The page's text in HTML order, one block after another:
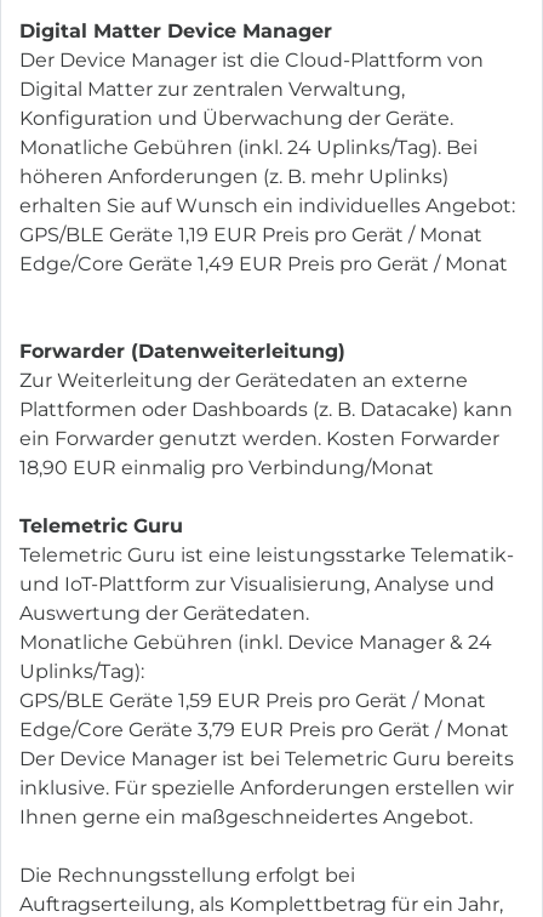
Digital Matter Device Manager
Der Device Manager ist die Cloud-Plattform von
Digital Matter zur zentralen Verwaltung,
Konfiguration und Überwachung der Geräte.
Monatliche Gebühren (inkl. 24 Uplinks/Tag). Bei
höheren Anforderungen (z. B. mehr Uplinks)
erhalten Sie auf Wunsch ein individuelles Angebot:
GPS/BLE Geräte 1,19 EUR Preis pro Gerät / Monat
Edge/Core Geräte 1,49 EUR Preis pro Gerät / Monat
Forwarder (Datenweiterleitung)
Zur Weiterleitung der Gerätedaten an externe
Plattformen oder Dashboards (z. B. Datacake) kann
ein Forwarder genutzt werden. Kosten Forwarder
18,90 EUR einmalig pro Verbindung/Monat
Telemetric Guru
Telemetric Guru ist eine leistungsstarke Telematik-
und IoT-Plattform zur Visualisierung, Analyse und
Auswertung der Gerätedaten.
Monatliche Gebühren (inkl. Device Manager & 24
Uplinks/Tag):
GPS/BLE Geräte 1,59 EUR Preis pro Gerät / Monat
Edge/Core Geräte 3,79 EUR Preis pro Gerät / Monat
Der Device Manager ist bei Telemetric Guru bereits
inklusive. Für spezielle Anforderungen erstellen wir
Ihnen gerne ein maßgeschneidertes Angebot.
Die Rechnungsstellung erfolgt bei
Auftragserteilung, als Komplettbetrag für ein Jahr,